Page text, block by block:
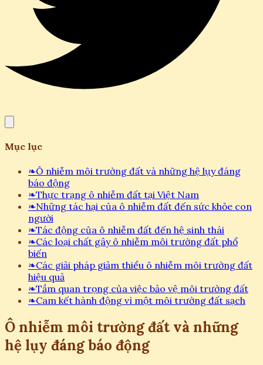
Mục lục
❧Ô nhiễm môi trường đất và những hệ lụy đáng
báo động
❧Thực trạng ô nhiễm đất tại Việt Nam
❧Những tác hại của ô nhiễm đất đến sức khỏe con
người
❧Tác động của ô nhiễm đất đến hệ sinh thái
❧Các loại chất gây ô nhiễm môi trường đất phổ
biến
❧Các giải pháp giảm thiểu ô nhiễm môi trường đất
hiệu quả
❧Tầm quan trọng của việc bảo vệ môi trường đất
❧Cam kết hành động vì một môi trường đất sạch
Ô nhiễm môi trường đất và những
hệ lụy đáng báo động